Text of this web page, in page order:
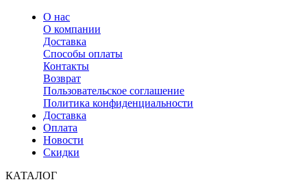
О нас
О компании
Доставка
Способы оплаты
Контакты
Возврат
Пользовательское соглашение
Политика конфиденциальности
Доставка
Оплата
Новости
Скидки
КАТАЛОГ